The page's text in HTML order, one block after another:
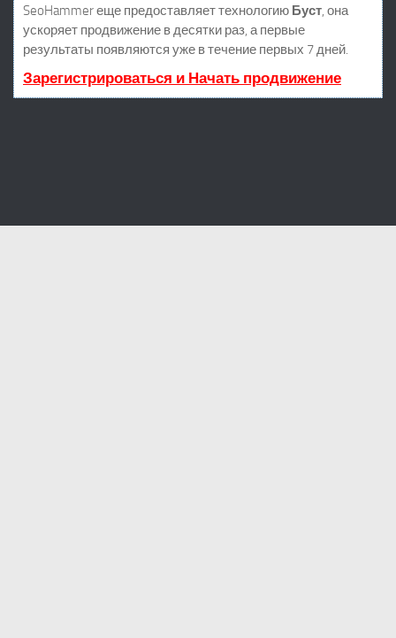
SeoHammer еще предоставляет технологию Буст, она
ускоряет продвижение в десятки раз, а первые
результаты появляются уже в течение первых 7 дней.
Зарегистрироваться и Начать продвижение